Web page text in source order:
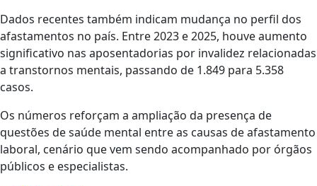
Dados recentes também indicam mudança no perfil dos
afastamentos no país. Entre 2023 e 2025, houve aumento
significativo nas aposentadorias por invalidez relacionadas
a transtornos mentais, passando de 1.849 para 5.358
casos.
Os números reforçam a ampliação da presença de
questões de saúde mental entre as causas de afastamento
laboral, cenário que vem sendo acompanhado por órgãos
públicos e especialistas.